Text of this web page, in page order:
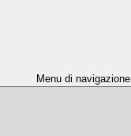
Menu di navigazione